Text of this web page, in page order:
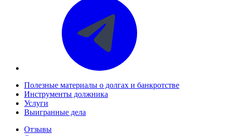
Полезные материалы о долгах и банкротстве
Инструменты должника
Услуги
Выигранные дела
Отзывы